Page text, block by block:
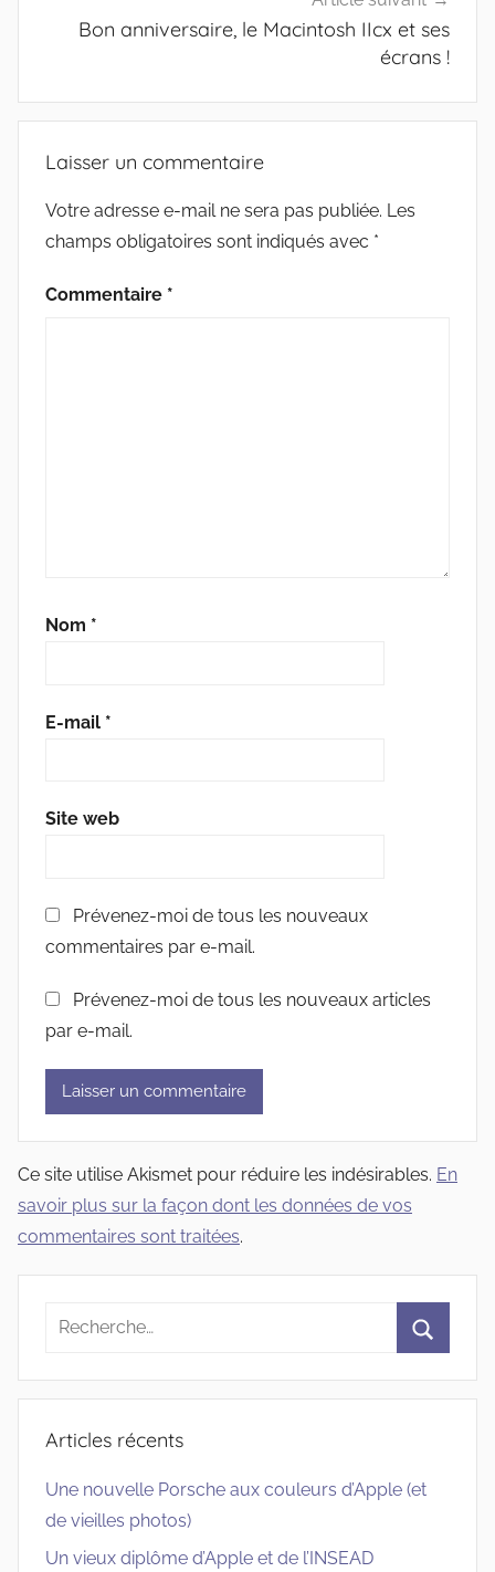
Bon anniversaire, le Macintosh IIcx et ses
écrans !
Laisser un commentaire
Votre adresse e-mail ne sera pas publiée. Les
champs obligatoires sont indiqués avec *
Commentaire *
Nom *
E-mail *
Site web
Prévenez-moi de tous les nouveaux
commentaires par e-mail.
Prévenez-moi de tous les nouveaux articles
par e-mail.
Ce site utilise Akismet pour réduire les indésirables. En
savoir plus sur la façon dont les données de vos
commentaires sont traitées.
Recherche
:
Articles récents
Une nouvelle Porsche aux couleurs d’Apple (et
de vieilles photos)
Un vieux diplôme d’Apple et de l’INSEAD